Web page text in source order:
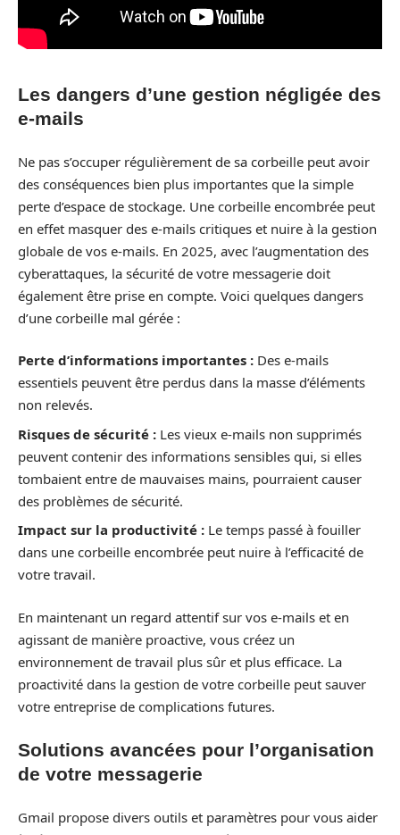
Les dangers d’une gestion négligée des
e-mails
Ne pas s’occuper régulièrement de sa corbeille peut avoir
des conséquences bien plus importantes que la simple
perte d’espace de stockage. Une corbeille encombrée peut
en effet masquer des e-mails critiques et nuire à la gestion
globale de vos e-mails. En 2025, avec l’augmentation des
cyberattaques, la sécurité de votre messagerie doit
également être prise en compte. Voici quelques dangers
d’une corbeille mal gérée :
Perte d’informations importantes : Des e-mails
essentiels peuvent être perdus dans la masse d’éléments
non relevés.
Risques de sécurité : Les vieux e-mails non supprimés
peuvent contenir des informations sensibles qui, si elles
tombaient entre de mauvaises mains, pourraient causer
des problèmes de sécurité.
Impact sur la productivité : Le temps passé à fouiller
dans une corbeille encombrée peut nuire à l’efficacité de
votre travail.
En maintenant un regard attentif sur vos e-mails et en
agissant de manière proactive, vous créez un
environnement de travail plus sûr et plus efficace. La
proactivité dans la gestion de votre corbeille peut sauver
votre entreprise de complications futures.
Solutions avancées pour l’organisation
de votre messagerie
Gmail propose divers outils et paramètres pour vous aider